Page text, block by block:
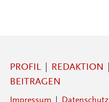
PROFIL REDAKTION
BEITRAGEN